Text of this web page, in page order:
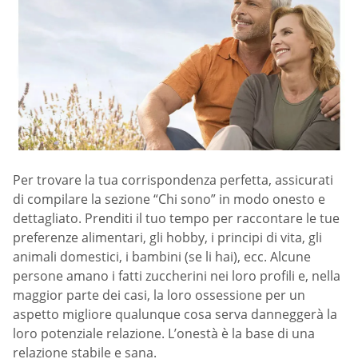
Per trovare la tua corrispondenza perfetta, assicurati
di compilare la sezione “Chi sono” in modo onesto e
dettagliato. Prenditi il tuo tempo per raccontare le tue
preferenze alimentari, gli hobby, i principi di vita, gli
animali domestici, i bambini (se li hai), ecc. Alcune
persone amano i fatti zuccherini nei loro profili e, nella
maggior parte dei casi, la loro ossessione per un
aspetto migliore qualunque cosa serva danneggerà la
loro potenziale relazione. L’onestà è la base di una
relazione stabile e sana.